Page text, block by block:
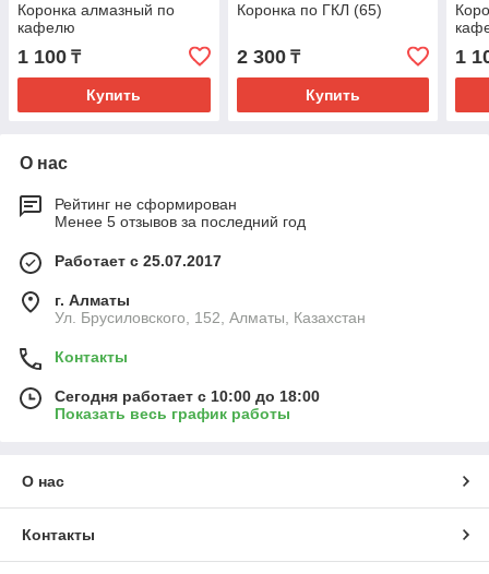
Коронка алмазный по
кафелю
1 100 ₸
Купить
Коронка по ГКЛ (65)
2 300₸
Купить
1
О нас
Рейтинг не сформирован
Менее 5 отзывов за последний год
Работает с 25.07.2017
г. Алматы
Ул. Брусиловского, 152, Алматы, Казахстан
Контакты
Сегодня работает с 10:00 до 18:00
Показать весь график работы
О нас
Контакты